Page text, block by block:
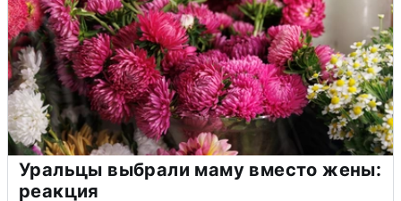
Уральцы выбрали маму вместо жены:
реакция